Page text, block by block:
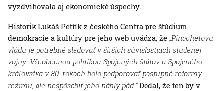
vyzdvihovala aj ekonomické úspechy.
Historik Lukáš Petřík z českého Centra pre štúdium
demokracie a kultúry pre jeho web uvádza, že „Pinochetovu
vládu je potrebné sledovať v širších súvislostiach studenej
vojny. Všeobecnou politikou Spojených štátov a Spojeného
kráľovstva v 80. rokoch bolo podporovať postupné reformy
režimu, ale nespôsobiť jeho náhly pád.“Dodal, že ten by v